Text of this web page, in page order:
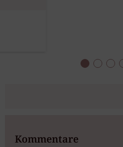
Kommentare